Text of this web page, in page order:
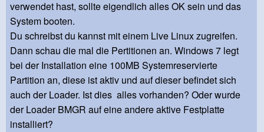
verwendet hast, sollte eigendlich alles OK sein und das
System booten.
Du schreibst du kannst mit einem Live Linux zugreifen.
Dann schau die mal die Pertitionen an. Windows 7 legt
bei der Installation eine 100MB Systemreservierte
Partition an, diese ist aktiv und auf dieser befindet sich
auch der Loader. Ist dies alles vorhanden? Oder wurde
der Loader BMGR auf eine andere aktive Festplatte
installiert?